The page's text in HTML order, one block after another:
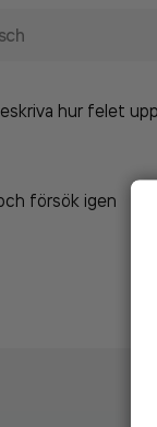
hur felet
försök igen